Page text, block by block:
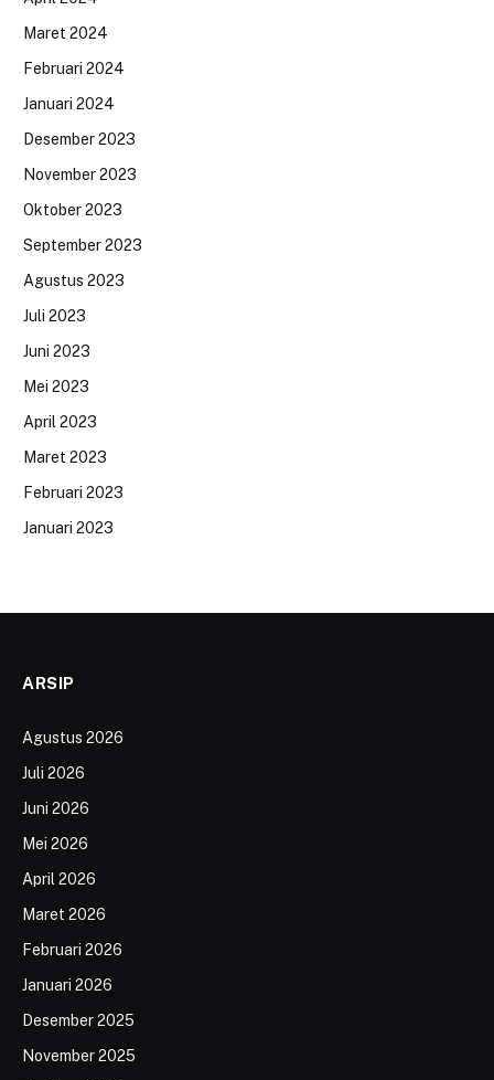
Maret 2024
Februari 2024
Januari 2024
Desember 2023
November 2023
Oktober 2023
September 2023
Agustus 2023
Juli 2023
Juni 2023
Mei 2023
April 2023
Maret 2023
Februari 2023
Januari 2023
ARSIP
Agustus 2026
Juli 2026
Juni 2026
Mei 2026
April 2026
Maret 2026
Februari 2026
Januari 2026
Desember 2025
November 2025